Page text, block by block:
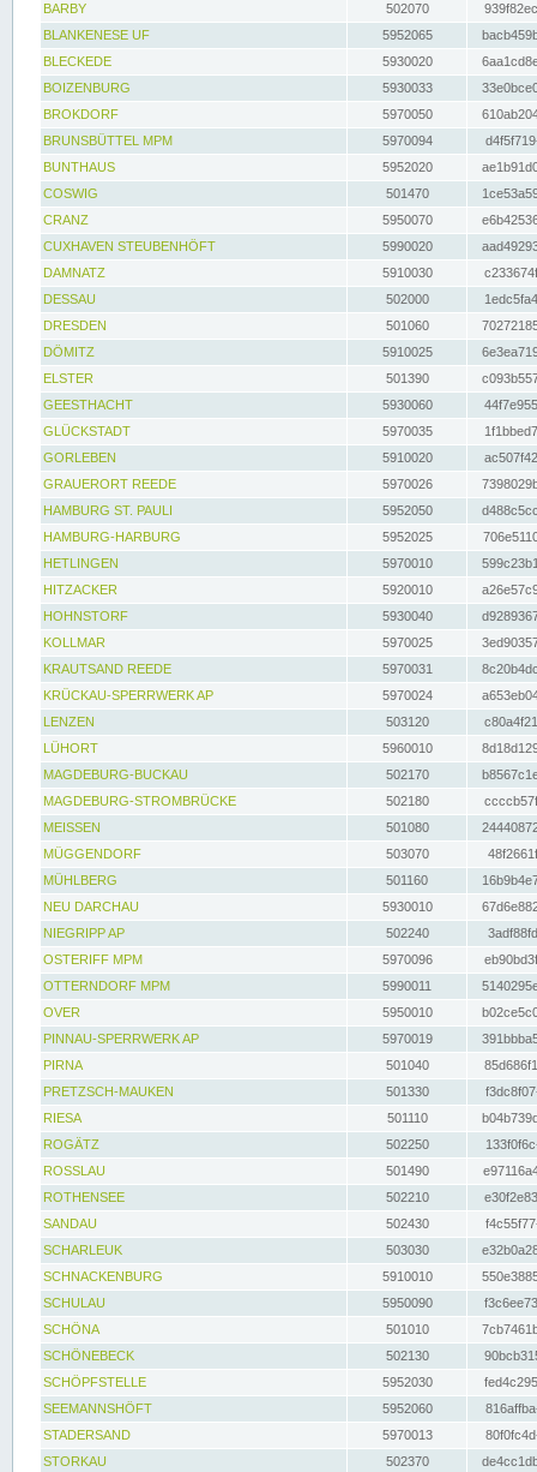
BARBY
502070
BLANKENESE UF
5952065
BLECKEDE
5930020
BOIZENBURG
5930033
BROKDORF
5970050
BRUNSBÜTTEL MPM
5970094
BUNTHAUS
5952020
COSWIG
501470
CRANZ
5950070
CUXHAVEN STEUBENHÖFT
5990020
DAMNATZ
5910030
DESSAU
502000
DRESDEN
501060
DÖMITZ
5910025
ELSTER
501390
GEESTHACHT
5930060
GLÜCKSTADT
5970035
GORLEBEN
5910020
GRAUERORT REEDE
5970026
HAMBURG ST. PAULI
5952050
HAMBURG-HARBURG
5952025
HETLINGEN
5970010
HITZACKER
5920010
HOHNSTORF
5930040
KOLLMAR
5970025
KRAUTSAND REEDE
5970031
KRÜCKAU-SPERRWERK AP
5970024
LENZEN
503120
LÜHORT
5960010
MAGDEBURG-BUCKAU
502170
MAGDEBURG-STROMBRÜCKE
502180
MEISSEN
501080
MÜGGENDORF
503070
MÜHLBERG
501160
NEU DARCHAU
5930010
NIEGRIPP AP
502240
OSTERIFF MPM
5970096
OTTERNDORF MPM
5990011
OVER
5950010
PINNAU-SPERRWERK AP
5970019
PIRNA
501040
PRETZSCH-MAUKEN
501330
RIESA
501110
ROGÄTZ
502250
ROSSLAU
501490
ROTHENSEE
502210
SANDAU
502430
SCHARLEUK
503030
SCHNACKENBURG
5910010
SCHULAU
5950090
SCHÖNA
501010
SCHÖNEBECK
502130
SCHÖPFSTELLE
5952030
SEEMANNSHÖFT
5952060
STADERSAND
5970013
STORKAU
502370